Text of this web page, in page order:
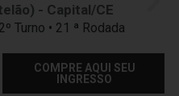
- Capital/CE
Turno • 21 ª Rodada
COMPRE AQUI SEU
INGRESSO